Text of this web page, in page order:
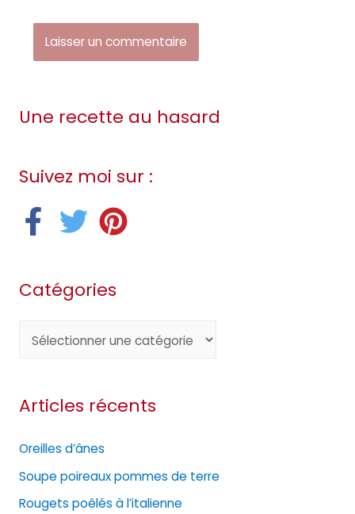
Une recette au hasard
Suivez moi sur :
Catégories
é
o
r
i
Articles récents
Oreilles d’ânes
Soupe poireaux pommes de terre
Rougets poêlés à l’italienne